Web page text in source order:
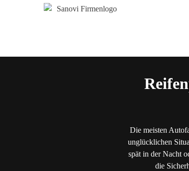
Die meisten
unglücklichen
spät in der Nacht
die